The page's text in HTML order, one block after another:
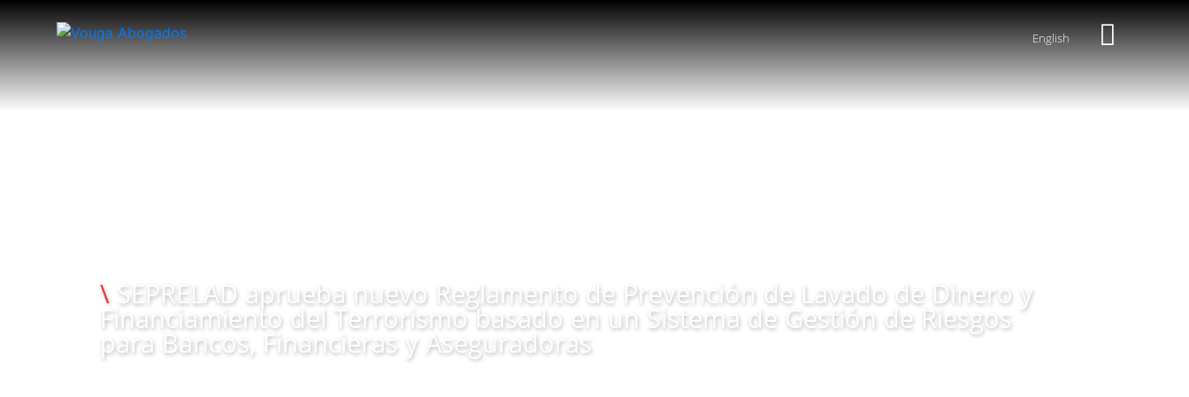
English
\ SEPRELAD aprueba nuevo Reglamento de Prevención de Lavado de Dinero y
Financiamiento del Terrorismo basado en un Sistema de Gestión de Riesgos
para Bancos, Financieras y Aseguradoras